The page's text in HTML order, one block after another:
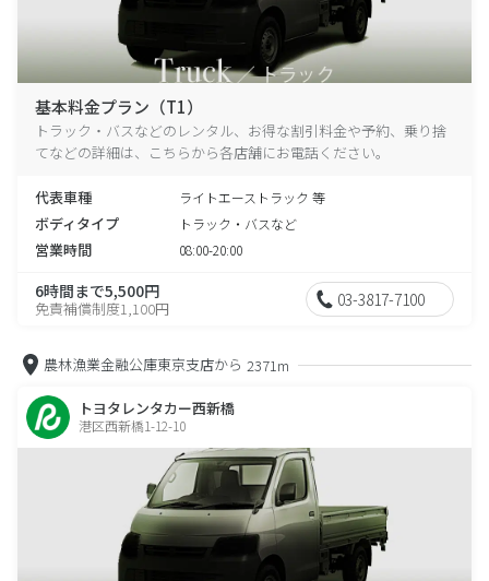
基本料金プラン（T1）
トラック・バスなどのレンタル、お得な割引料金や予約、乗り捨
てなどの詳細は、こちらから各店舗にお電話ください。
代表車種 ライトエーストラック 等
ボディタイプ トラック・バスなど
営業時間 08:00-20:00
6時間まで5,500円
免責補償制度1,100円 03-3817-7100
農林漁業金融公庫東京支店から 2371m
トヨタレンタカー西新橋
港区西新橋1-12-10